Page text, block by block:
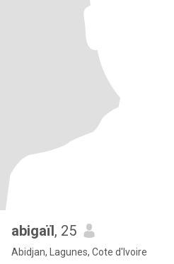
abigaïl, 25
Abidjan, Lagunes, Cote d'Ivoire